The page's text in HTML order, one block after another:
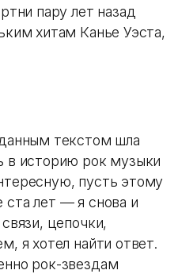
пару лет назад
хитам Канье Уэста,
текстом шла
в историю рок музыки
пусть этому
лет — я снова и
цепочки,
я хотел найти ответ.
рок-звездам